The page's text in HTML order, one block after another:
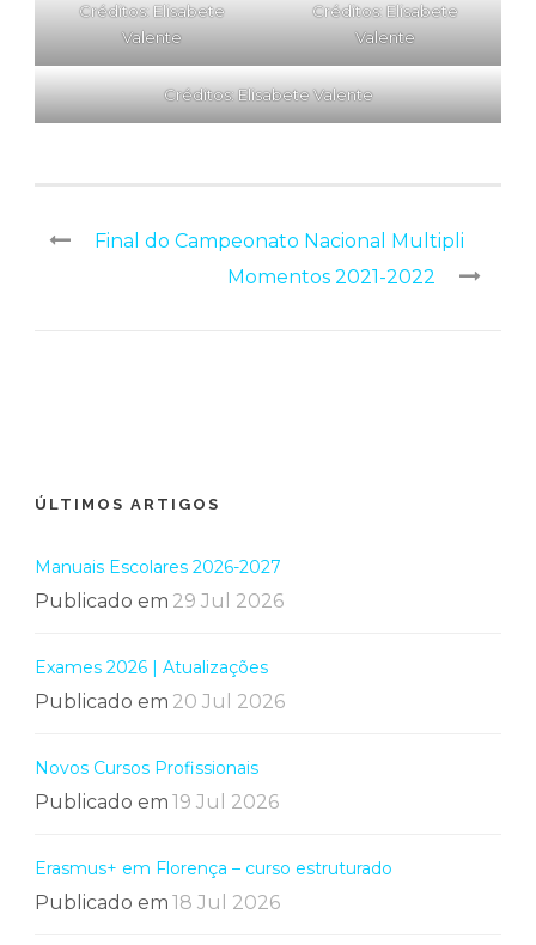
Créditos: Elisabete
Valente
Créditos: Elisabete
Valente
Créditos: Elisabete Valente
Final do Campeonato Nacional Multipli
Momentos 2021-2022
ÚLTIMOS ARTIGOS
Manuais Escolares 2026-2027
Publicado em 29 Jul 2026
Exames 2026 | Atualizações
Publicado em 20 Jul 2026
Novos Cursos Profissionais
Publicado em 19 Jul 2026
Erasmus+ em Florença – curso estruturado
Publicado em 18 Jul 2026